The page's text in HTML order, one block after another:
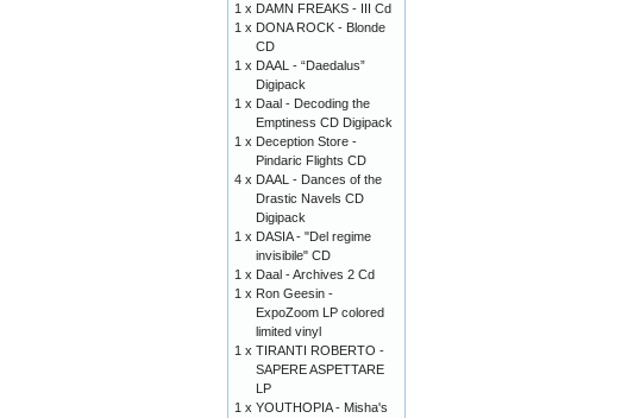
1 x DAMN FREAKS - III Cd
1 x DONA ROCK - Blonde
CD
1 x DAAL - “Daedalus”
Digipack
1 x Daal - Decoding the
Emptiness CD Digipack
1 x Deception Store -
Pindaric Flights CD
4 x DAAL - Dances of the
Drastic Navels CD
Digipack
1 x DASIA - "Del regime
invisibile" CD
1 x Daal - Archives 2 Cd
1 x Ron Geesin -
ExpoZoom LP colored
limited vinyl
1 x TIRANTI ROBERTO -
SAPERE ASPETTARE
LP
1 x YOUTHOPIA - Misha's